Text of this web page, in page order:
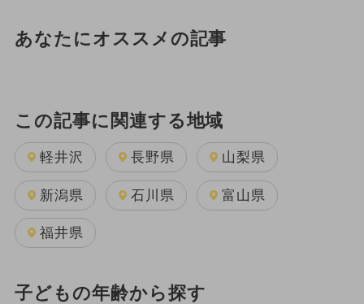
あなたにオススメの記事
この記事に関連する地域
軽井沢 長野県 山梨県
新潟県 石川県 富山県
福井県
子どもの年齢から探す